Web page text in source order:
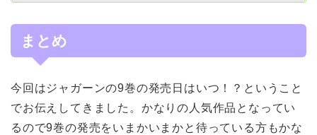
まとめ
今回はジャガーンの9巻の発売日はいつ！？ということ
でお伝えしてきました。かなりの人気作品となってい
るので9巻の発売をいまかいまかと待っている方もかな